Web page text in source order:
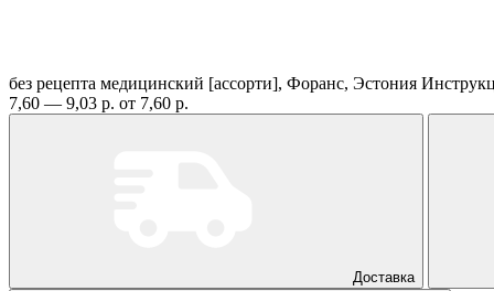
без рецепта медицинский [ассорти], Форанс, Эстония
7,60 — 9,03 р. от 7,60 р.
Доставка